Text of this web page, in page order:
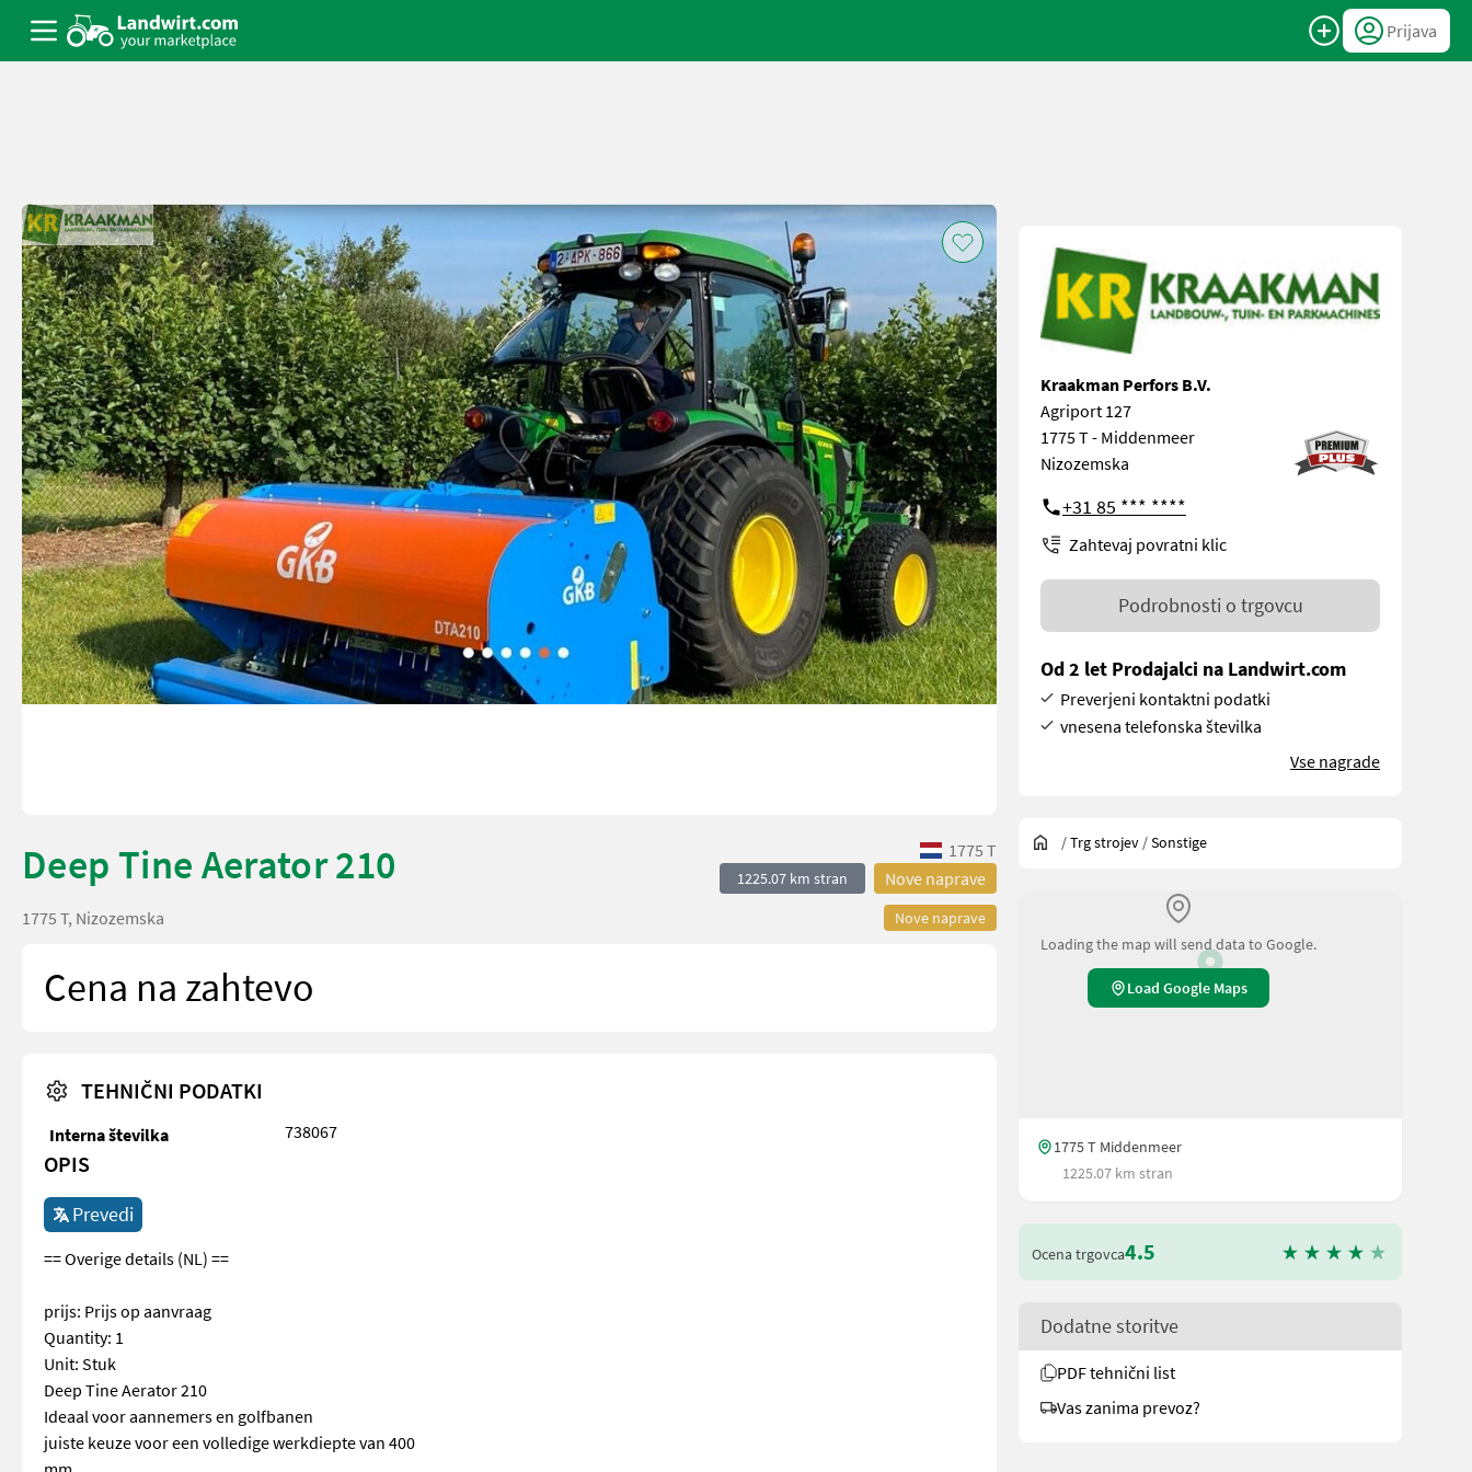
Prijava
Deep Tine Aerator 210 1775 T
1225.07 km stran Nove naprave
Nove naprave
1775 T, Nizozemska
Cena na zahtevo
TEHNIČNI PODATKI
Interna številka 738067
OPIS
Prevedi
== Overige details (NL) ==
prijs: Prijs op aanvraag
Quantity: 1
Unit: Stuk
Deep Tine Aerator 210
Ideaal voor aannemers en golfbanen
juiste keuze voor een volledige werkdiepte van 400
Kraakman Perfors B.V.
Agriport 127
1775 T - Middenmeer
Nizozemska
+31 85 *** ****
Zahtevaj povratni klic
Podrobnosti o trgovcu
Od 2 let Prodajalci na Landwirt.com
Preverjeni kontaktni podatki
vnesena telefonska številka
Vse nagrade
/Trg strojev /Sonstige
Loading the map will send data to Google.
Load Google Maps
1775 T Middenmeer
1225.07 km stran
Ocena trgovca4.5
Dodatne storitve
PDF tehnični list
Vas zanima prevoz?